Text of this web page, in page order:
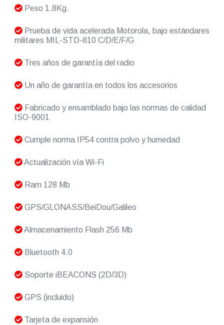
Peso 1.8Kg.
Prueba de vida acelerada Motorola, bajo estándares
militares MIL-STD-810 C/D/E/F/G
Tres años de garantía del radio
Un año de garantía en todos los accesorios
Fabricado y ensamblado bajo las normas de calidad
ISO-9001
Cumple norma IP54 contra polvo y humedad
Actualización vía Wi-Fi
Ram 128 Mb
GPS/GLONASS/BeiDou/Galileo
Almacenamiento Flash 256 Mb
Bluetooth 4.0
Soporte iBEACONS (2D/3D)
GPS (incluido)
Tarjeta de expansión